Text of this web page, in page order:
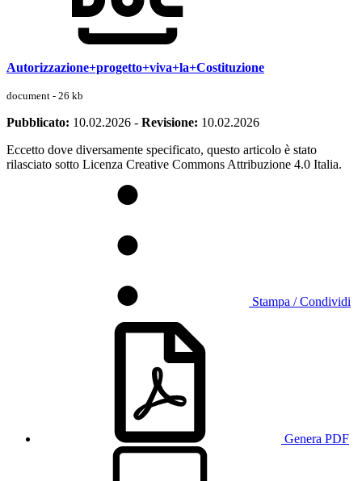
Autorizzazione+progetto+viva+la+Costituzione
document - 26 kb
Pubblicato: 10.02.2026 - Revisione: 10.02.2026
Eccetto dove diversamente specificato, questo articolo è stato
rilasciato sotto Licenza Creative Commons Attribuzione 4.0 Italia.
Stampa / Condividi
Genera PDF